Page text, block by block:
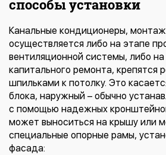
способы установки
Канальные кондиционеры,
осуществляется либо на этапе
вентиляционной системы, либо
капитального ремонта, крепятся
шпильками к потолку. Это
блока, наружный – обычно
с помощью надежных
может выноситься на крышу или
специальные опорные рамы,
фасада: